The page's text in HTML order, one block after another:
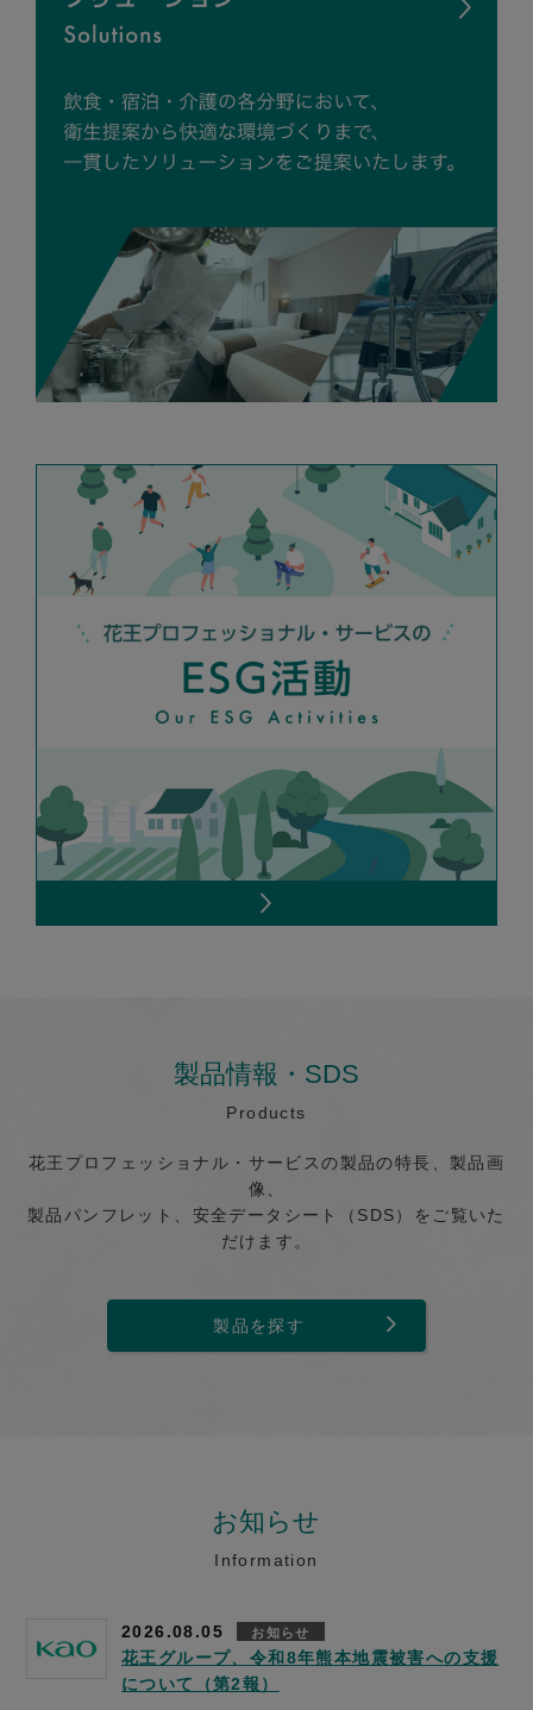
製品情報・SDS
Products
花王プロフェッショナル・サービスの製品の特長、製品画
像、
製品パンフレット、安全データシート（SDS）をご覧いた
だけます。
製品を探す
お知らせ
Information
2026.08.05 お知らせ
花王グループ、令和8年熊本地震被害への支援
について（第2報）